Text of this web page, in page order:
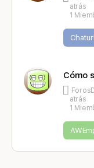
atrás
1
Cómo
atrás
1